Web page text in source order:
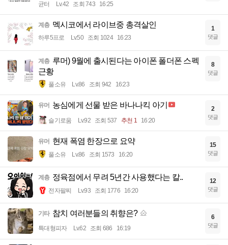
균터 Lv.42 조회 743 16:25
계층 멕시코에서 라이브중 총격살인
하루5프로 Lv.50 조회 1024 16:23
1
댓글
계층 루머) 9월에 출시된다는 아이폰 폴더폰 스펙
근황
풀소유 Lv.86 조회 942 16:23
8
댓글
유머 농심에게 선물 받은 바나나킥 아기
슬기로움 Lv.92 조회 537 추천 1 16:20
2
댓글
유머 현재 폭염 한장으로 요약
풀소유 Lv.86 조회 1573 16:20
15
댓글
계층 정육점에서 무려 5년간 사용했다는 칼..
전자팔찌 Lv.93 조회 1776 16:20
12
댓글
기타 참치 여러분들의 취향은?
특대형피자 Lv.62 조회 686 16:19
6
댓글